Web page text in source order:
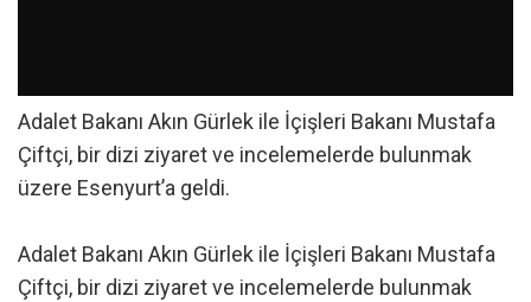
Adalet Bakanı Akın Gürlek ile İçişleri Bakanı Mustafa
Çiftçi, bir dizi ziyaret ve incelemelerde bulunmak
üzere Esenyurt’a geldi.
Adalet Bakanı Akın Gürlek ile İçişleri Bakanı Mustafa
Çiftçi, bir dizi ziyaret ve incelemelerde bulunmak